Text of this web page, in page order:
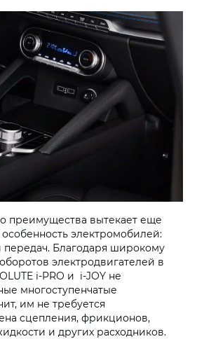
преимущества вытекает еще
электромобилей:
передач. Благодаря широкому
электродвигателей в
i‑PRO и i‑JOY не
многоступенчатые
им не требуется
сцепления, фрикционов,
и других расходников.